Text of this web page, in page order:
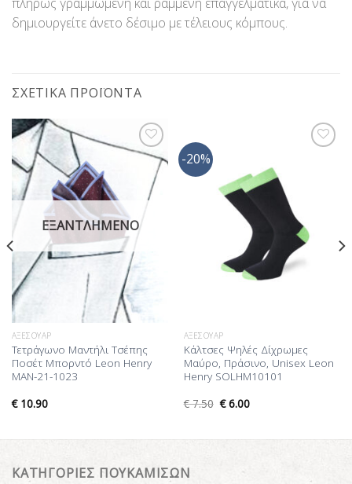
δημιουργείτε άνετο δέσιμο με τέλειους κόμπους.
ΣΧΕΤΙΚΆ ΠΡΟΪΌΝΤΑ
Προσθήκη
στη Λίστα
Επιθυμίας
ΕΞΑΝΤΛΗΜΈΝΟ
ΑΞΕΣΟΥΆΡ
Τετράγωνο Μαντήλι Τσέπης
Ποσέτ Μπορντό Leon Henry
MAN-21-1023
€10.90
-20%
ΑΞΕΣΟΥΆΡ
Κάλτσες Ψηλές Δίχρωμες
Μαύρο, Πράσινο, Unisex Leon
Henry SOLHM10101
€7.50 €6.00
ΚΑΤΗΓΟΡΙΕΣ ΠΟΥΚΑΜΙΣΩΝ